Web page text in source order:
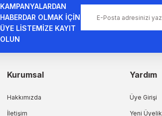
KAMPANYALARDAN
HABERDAR OLMAK İÇİN
ÜYE LİSTEMİZE KAYIT
OLUN
Kurumsal
Hakkımızda
İletişim
Yardım
Üye Girişi
Yeni Üyelik